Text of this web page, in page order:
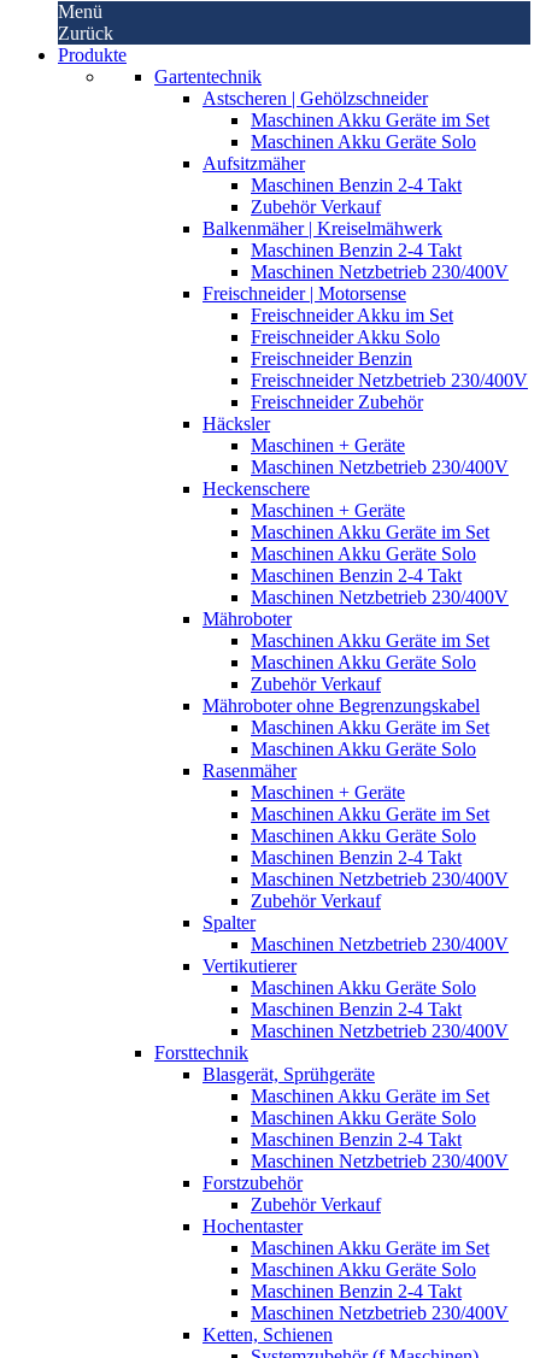
Menü
Zurück
Produkte
Gartentechnik
Astscheren | Gehölzschneider
Maschinen Akku Geräte im Set
Maschinen Akku Geräte Solo
Aufsitzmäher
Maschinen Benzin 2-4 Takt
Zubehör Verkauf
Balkenmäher | Kreiselmähwerk
Maschinen Benzin 2-4 Takt
Maschinen Netzbetrieb 230/400V
Freischneider | Motorsense
Freischneider Akku im Set
Freischneider Akku Solo
Freischneider Benzin
Freischneider Netzbetrieb 230/400V
Freischneider Zubehör
Häcksler
Maschinen + Geräte
Maschinen Netzbetrieb 230/400V
Heckenschere
Maschinen + Geräte
Maschinen Akku Geräte im Set
Maschinen Akku Geräte Solo
Maschinen Benzin 2-4 Takt
Maschinen Netzbetrieb 230/400V
Mähroboter
Maschinen Akku Geräte im Set
Maschinen Akku Geräte Solo
Zubehör Verkauf
Mähroboter ohne Begrenzungskabel
Maschinen Akku Geräte im Set
Maschinen Akku Geräte Solo
Rasenmäher
Maschinen + Geräte
Maschinen Akku Geräte im Set
Maschinen Akku Geräte Solo
Maschinen Benzin 2-4 Takt
Maschinen Netzbetrieb 230/400V
Zubehör Verkauf
Spalter
Maschinen Netzbetrieb 230/400V
Vertikutierer
Maschinen Akku Geräte Solo
Maschinen Benzin 2-4 Takt
Maschinen Netzbetrieb 230/400V
Forsttechnik
Blasgerät, Sprühgeräte
Maschinen Akku Geräte im Set
Maschinen Akku Geräte Solo
Maschinen Benzin 2-4 Takt
Maschinen Netzbetrieb 230/400V
Forstzubehör
Zubehör Verkauf
Hochentaster
Maschinen Akku Geräte im Set
Maschinen Akku Geräte Solo
Maschinen Benzin 2-4 Takt
Maschinen Netzbetrieb 230/400V
Ketten, Schienen